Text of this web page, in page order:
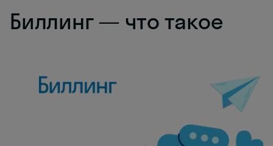
Биллинг — что такое